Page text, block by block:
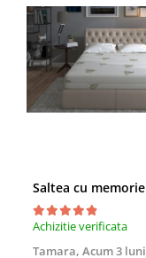
Achizitie verificata
Tamara, Acum 3 luni